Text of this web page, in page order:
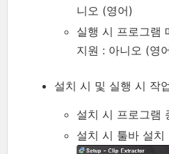
니오 (영어)
실행 시 프로그램
지원 : 아니오 (영
설치 시 및 실행 시 작
설치 시 프로그램
설치 시 툴바 설치